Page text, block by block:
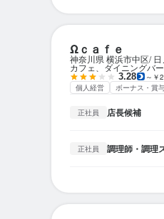
Ωｃａｆｅ
神奈川県 横浜市中区
カフェ、ダイニングバ
3.28 ～￥
個人経営
ボーナス・賞
正社員 店長候補
正社員 調理師・調理